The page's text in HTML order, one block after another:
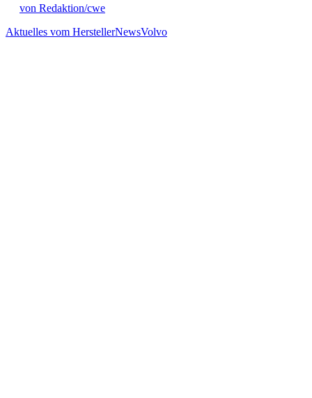
von Redaktion/cwe
Aktuelles vom HerstellerNewsVolvo